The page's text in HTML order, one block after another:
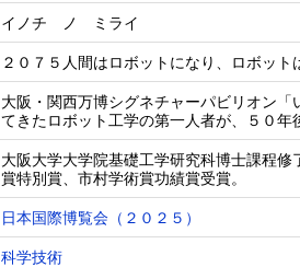
イノチ ノ ミライ
２０７５人間はロボットになり、ロボット
大阪・関西万博シグネチャーパビリオン
てきたロボット工学の第一人者が、５０
大阪大学大学院基礎工学研究科博士課程
賞特別賞、市村学術賞功績賞受賞。
日本国際博覧会（２０２５）
科学技術